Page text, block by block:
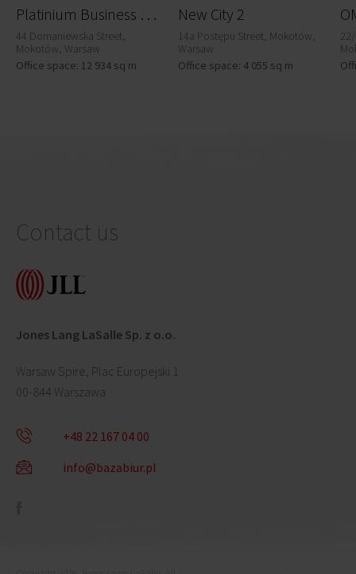
P
latinium Business Park IV
44 Domaniewska Street,
Mokotów, Warsaw
Office space: 12 934 sq m
New City 2
14a Postępu Street, Mokotów,
Warsaw
Office space: 4 055 sq m
Contact us
Jones Lang LaSalle Sp. z o.o.
Warsaw Spire, Plac Europejski 1
00-844 Warszawa
+48 22 167 04 00
info@bazabiur.pl